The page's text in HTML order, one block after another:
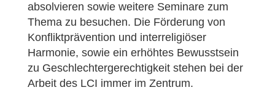
absolvieren sowie weitere Seminare zum
Thema zu besuchen. Die Förderung von
Konfliktprävention und interreligiöser
Harmonie, sowie ein erhöhtes Bewusstsein
zu Geschlechtergerechtigkeit stehen bei der
Arbeit des LCI immer im Zentrum.